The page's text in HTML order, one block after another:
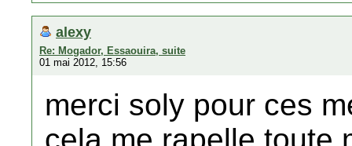
alexy
Re: Mogador, Essaouira, suite
01 mai 2012, 15:56
merci soly pour ces